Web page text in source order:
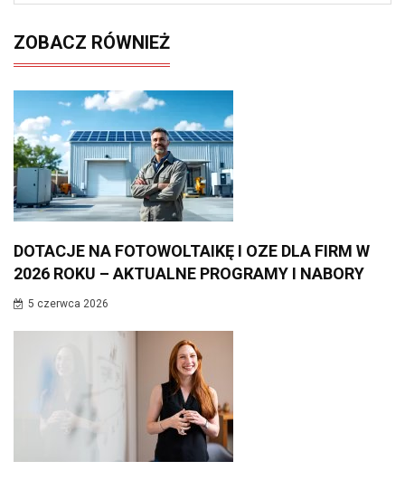
ZOBACZ RÓWNIEŻ
DOTACJE NA FOTOWOLTAIKĘ I OZE DLA FIRM W
2026 ROKU – AKTUALNE PROGRAMY I NABORY
5 czerwca 2026